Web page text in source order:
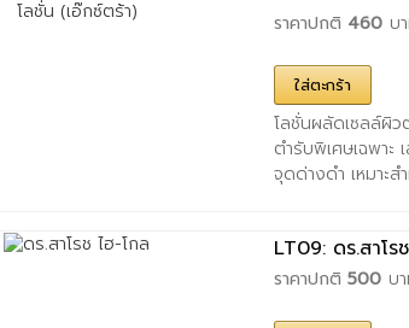
ราคาปกติ 460 บ
ใส่ตะกร้า
โลชั่นผลัดเซลล์ผิ
ตำรับพิเศษเฉพา
จุดด่างดำ เหมาะ
LT09: ดร.สาโร
ราคาปกติ 500 บ